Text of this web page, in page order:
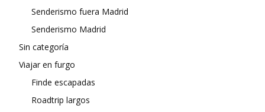
Senderismo fuera Madrid
Senderismo Madrid
Sin categoría
Viajar en furgo
Finde escapadas
Roadtrip largos